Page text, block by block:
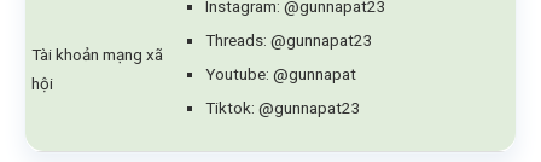
Tài khoản mạng xã
hội
Instagram: @gunnapat23
Threads: @gunnapat23
Youtube: @gunnapat
Tiktok: @gunnapat23